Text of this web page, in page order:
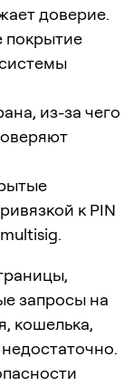
доверие.
покрытие
из-за чего
к PIN
запросы на
кошелька,